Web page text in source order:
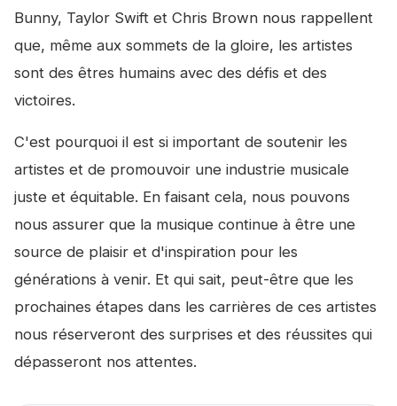
Bunny, Taylor Swift et Chris Brown nous rappellent
que, même aux sommets de la gloire, les artistes
sont des êtres humains avec des défis et des
victoires.
C'est pourquoi il est si important de soutenir les
artistes et de promouvoir une industrie musicale
juste et équitable. En faisant cela, nous pouvons
nous assurer que la musique continue à être une
source de plaisir et d'inspiration pour les
générations à venir. Et qui sait, peut-être que les
prochaines étapes dans les carrières de ces artistes
nous réserveront des surprises et des réussites qui
dépasseront nos attentes.